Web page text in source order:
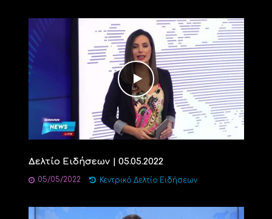
Δελτίο Ειδήσεων | 05.05.2022
05/05/2022 Κεντρικό Δελτίο Ειδήσεων